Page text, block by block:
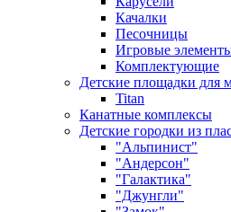
Качалки
Песочницы
Игровые
Комплектующие
Детские площадки для
Titan
Канатные комплексы
Детские городки из
"Альпинист"
"Андерсон"
"Галактика"
"Джунгли"